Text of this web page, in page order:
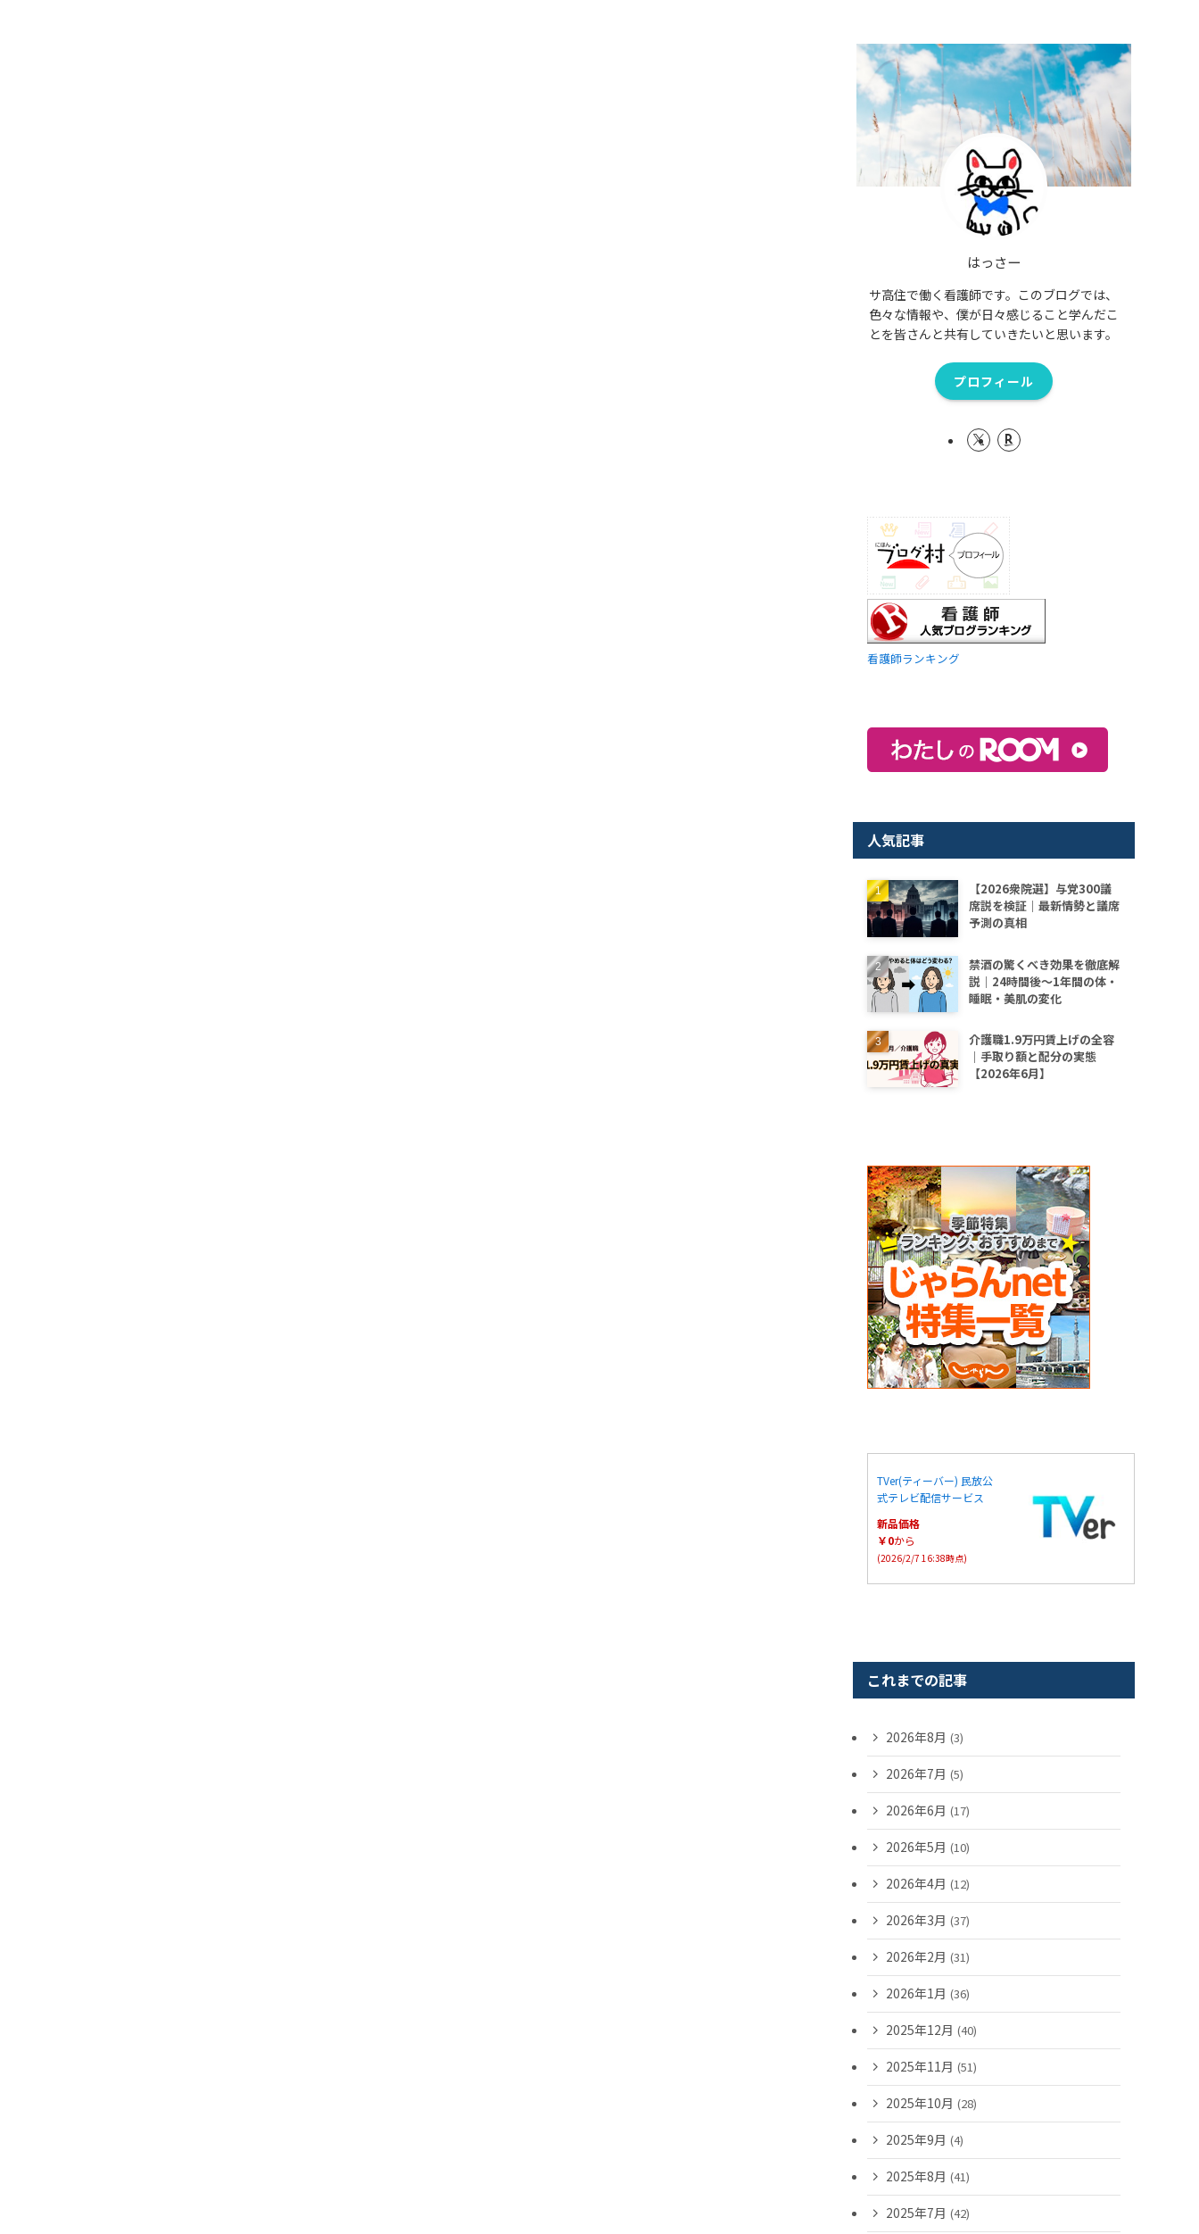
はっさー
サ高住で働く看護師です。このブログでは、
色々な情報や、僕が日々感じること学んだこ
とを皆さんと共有していきたいと思います。
プロフィール
看護師ランキング
人気記事
【2026衆院選】与党300議
席説を検証｜最新情勢と議席
予測の真相
禁酒の驚くべき効果を徹底解
説｜24時間後〜1年間の体・
睡眠・美肌の変化
介護職1.9万円賃上げの全容
｜手取り額と配分の実態
【2026年6月】
TVer(ティーバー) 民放公
式テレビ配信サービス
新品価格
￥0から
(2026/2/7 16:38時点)
これまでの記事
2026年8月 (3)
2026年7月 (5)
2026年6月 (17)
2026年5月 (10)
2026年4月 (12)
2026年3月 (37)
2026年2月 (31)
2026年1月 (36)
2025年12月 (40)
2025年11月 (51)
2025年10月 (28)
2025年9月 (4)
2025年8月 (41)
2025年7月 (42)